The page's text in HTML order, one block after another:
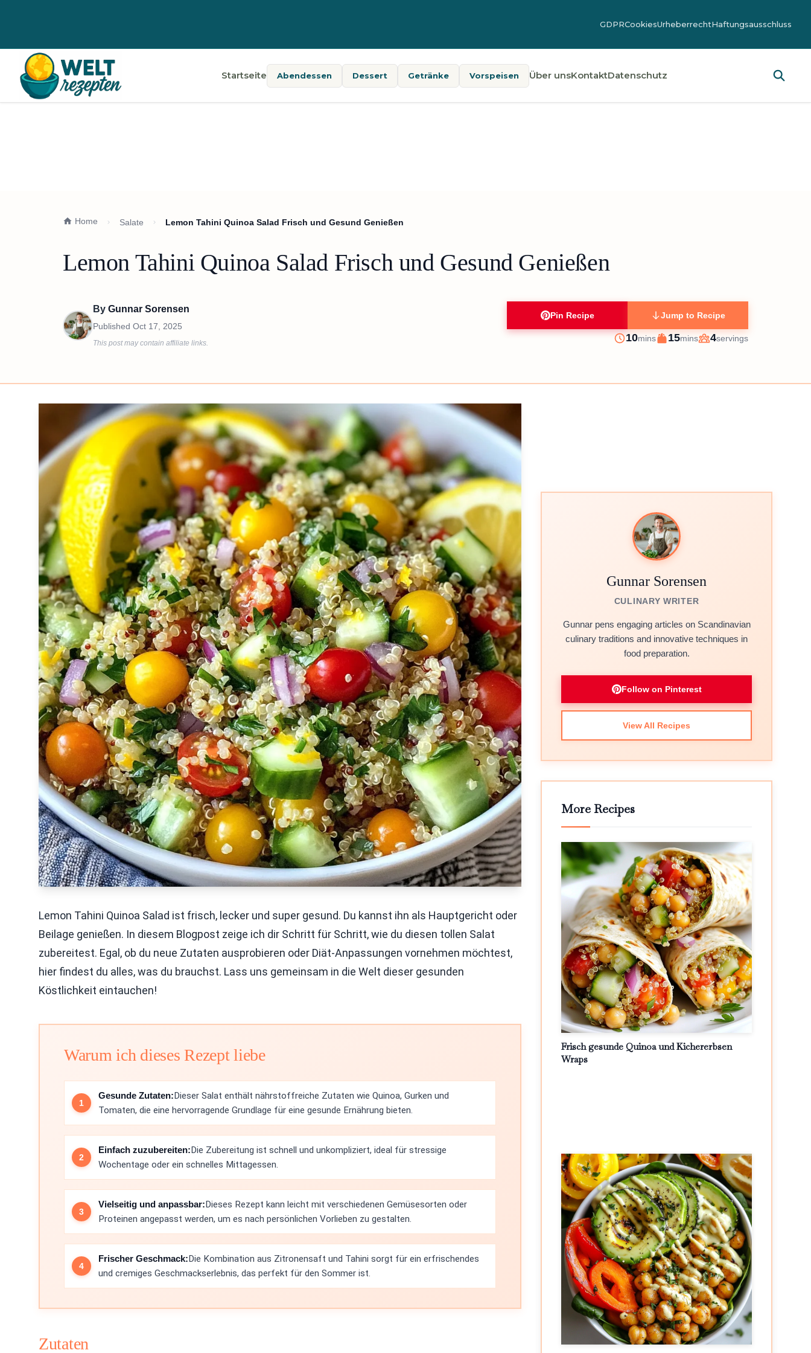
GDPRCookiesUrheberrechtHaftungsausschluss
Startseite Abendessen Dessert Getränke Vorspeisen Über unsKontaktDatenschutz
Home Salate Lemon Tahini Quinoa Salad Frisch und Gesund Genießen
Lemon Tahini Quinoa Salad Frisch und Gesund Genießen
By Gunnar Sorensen
Published Oct 17, 2025
This post may contain affiliate links.
Pin Recipe Jump to Recipe
Prep
10minutes
mins
Cook
15minutes
mins
Servings
4servings
Lemon Tahini Quinoa Salad ist frisch, lecker und super gesund. Du kannst ihn als Hauptgericht oder
Beilage genießen. In diesem Blogpost zeige ich dir Schritt für Schritt, wie du diesen tollen Salat
zubereitest. Egal, ob du neue Zutaten ausprobieren oder Diät-Anpassungen vornehmen möchtest,
hier findest du alles, was du brauchst. Lass uns gemeinsam in die Welt dieser gesunden
Köstlichkeit eintauchen!
Warum ich dieses Rezept liebe
Gesunde Zutaten:Dieser Salat enthält nährstoffreiche Zutaten wie Quinoa, Gurken und
Tomaten, die eine hervorragende Grundlage für eine gesunde Ernährung bieten.
Einfach zuzubereiten:Die Zubereitung ist schnell und unkompliziert, ideal für stressige
Wochentage oder ein schnelles Mittagessen.
Vielseitig und anpassbar:Dieses Rezept kann leicht mit verschiedenen Gemüsesorten oder
Proteinen angepasst werden, um es nach persönlichen Vorlieben zu gestalten.
Frischer Geschmack:Die Kombination aus Zitronensaft und Tahini sorgt für ein erfrischendes
und cremiges Geschmackserlebnis, das perfekt für den Sommer ist.
Zutaten
Gunnar Sorensen
CULINARY WRITER
Gunnar pens engaging articles on Scandinavian
culinary traditions and innovative techniques in
food preparation.
Follow on Pinterest
View All Recipes
More Recipes
Frisch gesunde Quinoa und Kichererbsen
Wraps